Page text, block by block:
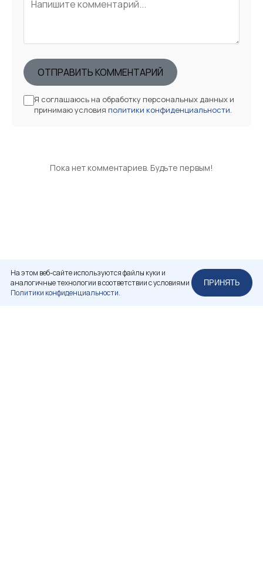
ОТПРАВИТЬ КОММЕНТАРИЙ
Я соглашаюсь на обработку персональных данных и
принимаю условия политики конфиденциальности.
Пока нет комментариев. Будьте первым!
На этом веб-сайте используются файлы куки и
аналогичные технологии в соответствии с условиями
Политики конфиденциальности.
ПРИНЯТЬ